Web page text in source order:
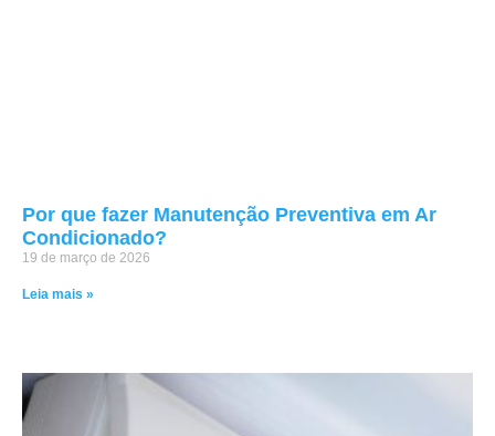
Por que fazer Manutenção Preventiva em Ar
Condicionado?
19 de março de 2026
Leia mais »